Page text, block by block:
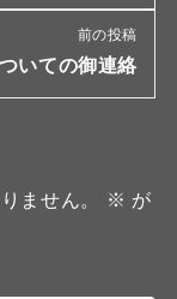
前の投稿
いての御連絡
ません。 ※ が